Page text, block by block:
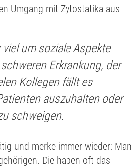
Umgang mit Zytostatika aus
um soziale Aspekte
Erkrankung, der
Kollegen fällt es
auszuhalten oder
schweigen.
und merke immer wieder: Man
Die haben oft das